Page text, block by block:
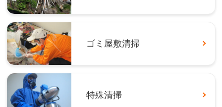
ゴミ屋敷清掃
特殊清掃